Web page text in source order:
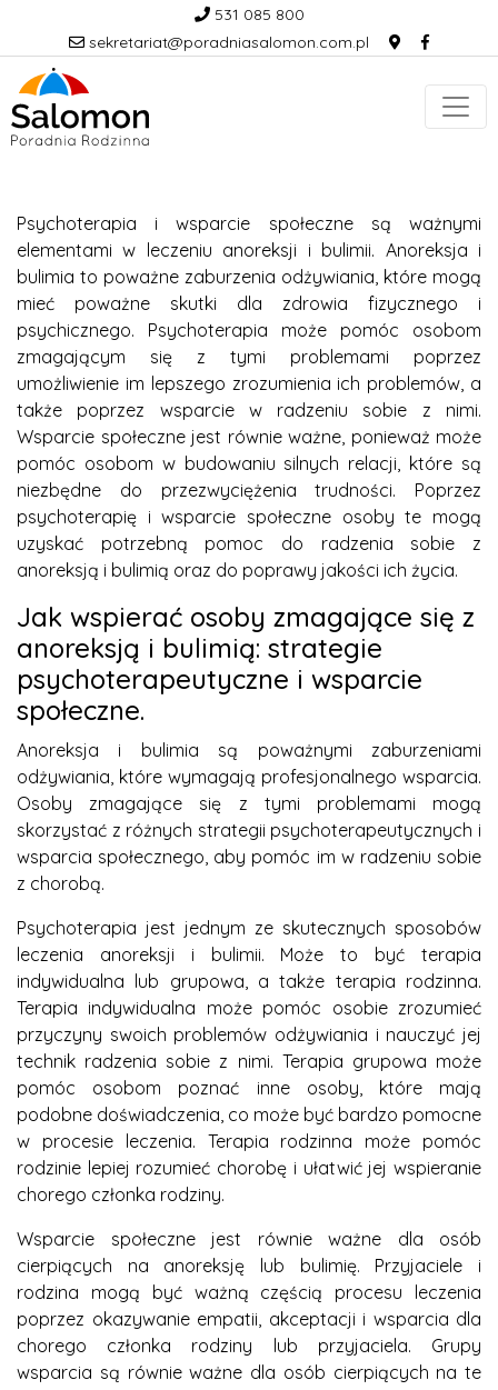
531 085 800
sekretariat@poradniasalomon.com.pl
Psychoterapia i wsparcie społeczne są ważnymi
elementami w leczeniu anoreksji i bulimii. Anoreksja i
bulimia to poważne zaburzenia odżywiania, które mogą
mieć poważne skutki dla zdrowia fizycznego i
psychicznego. Psychoterapia może pomóc osobom
zmagającym się z tymi problemami poprzez
umożliwienie im lepszego zrozumienia ich problemów, a
także poprzez wsparcie w radzeniu sobie z nimi.
Wsparcie społeczne jest równie ważne, ponieważ może
pomóc osobom w budowaniu silnych relacji, które są
niezbędne do przezwyciężenia trudności. Poprzez
psychoterapię i wsparcie społeczne osoby te mogą
uzyskać potrzebną pomoc do radzenia sobie z
anoreksją i bulimią oraz do poprawy jakości ich życia.
Jak wspierać osoby zmagające się z
anoreksją i bulimią: strategie
psychoterapeutyczne i wsparcie
społeczne.
Anoreksja i bulimia są poważnymi zaburzeniami
odżywiania, które wymagają profesjonalnego wsparcia.
Osoby zmagające się z tymi problemami mogą
skorzystać z różnych strategii psychoterapeutycznych i
wsparcia społecznego, aby pomóc im w radzeniu sobie
z chorobą.
Psychoterapia jest jednym ze skutecznych sposobów
leczenia anoreksji i bulimii. Może to być terapia
indywidualna lub grupowa, a także terapia rodzinna.
Terapia indywidualna może pomóc osobie zrozumieć
przyczyny swoich problemów odżywiania i nauczyć jej
technik radzenia sobie z nimi. Terapia grupowa może
pomóc osobom poznać inne osoby, które mają
podobne doświadczenia, co może być bardzo pomocne
w procesie leczenia. Terapia rodzinna może pomóc
rodzinie lepiej rozumieć chorobę i ułatwić jej wspieranie
chorego członka rodziny.
Wsparcie społeczne jest równie ważne dla osób
cierpiących na anoreksję lub bulimię. Przyjaciele i
rodzina mogą być ważną częścią procesu leczenia
poprzez okazywanie empatii, akceptacji i wsparcia dla
chorego członka rodziny lub przyjaciela. Grupy
wsparcia są równie ważne dla osób cierpiących na te